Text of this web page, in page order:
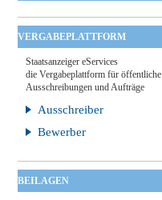
VERGABEPLATTFORM
Staatsanzeiger eServices
die Vergabeplattform für öffentliche
Ausschreibungen und Aufträge
Ausschreiber
Bewerber
BEILAGEN